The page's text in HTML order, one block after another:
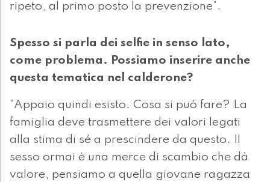
ripeto, al primo posto la prevenzione”.
Spesso si parla dei selfie in senso lato,
come problema. Possiamo inserire anche
questa tematica nel calderone?
“Appaio quindi esisto. Cosa si può fare? La
famiglia deve trasmettere dei valori legati
alla stima di sé a prescindere da questo. Il
sesso ormai è una merce di scambio che dà
valore, pensiamo a quella giovane ragazza